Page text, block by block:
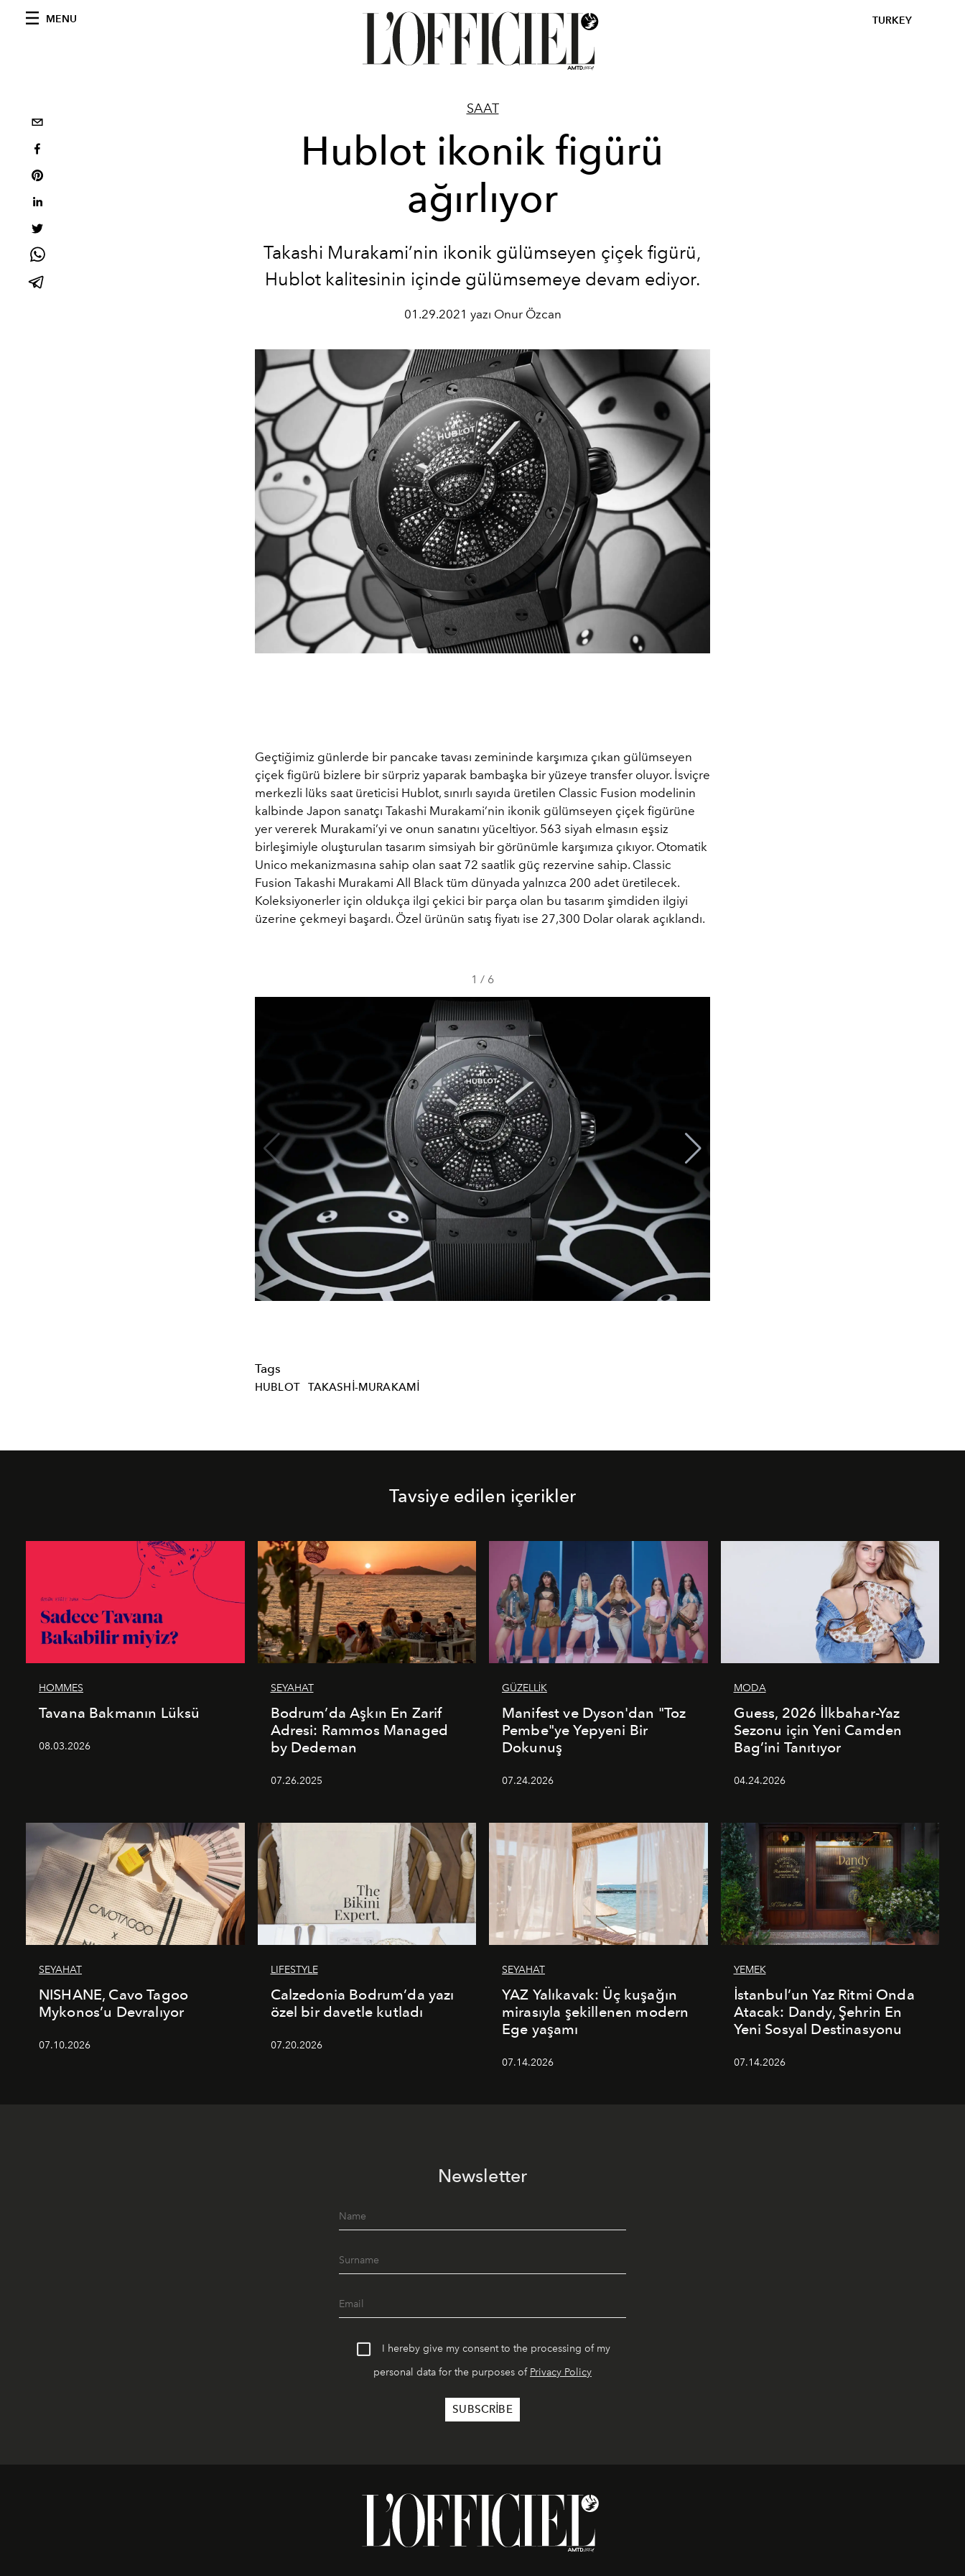
MENU TURKEY
SAAT
Hublot ikonik figürü
ağırlıyor
Takashi Murakami’nin ikonik gülümseyen çiçek figürü,
Hublot kalitesinin içinde gülümsemeye devam ediyor.
01.29.2021 yazı Onur Özcan
Geçtiğimiz günlerde bir pancake tavası zemininde karşımıza çıkan gülümseyen
çiçek figürü bizlere bir sürpriz yaparak bambaşka bir yüzeye transfer oluyor. İsviçre
merkezli lüks saat üreticisi Hublot, sınırlı sayıda üretilen Classic Fusion modelinin
kalbinde Japon sanatçı Takashi Murakami’nin ikonik gülümseyen çiçek figürüne
yer vererek Murakami’yi ve onun sanatını yüceltiyor. 563 siyah elmasın eşsiz
birleşimiyle oluşturulan tasarım simsiyah bir görünümle karşımıza çıkıyor. Otomatik
Unico mekanizmasına sahip olan saat 72 saatlik güç rezervine sahip. Classic
Fusion Takashi Murakami All Black tüm dünyada yalnızca 200 adet üretilecek.
Koleksiyonerler için oldukça ilgi çekici bir parça olan bu tasarım şimdiden ilgiyi
üzerine çekmeyi başardı. Özel ürünün satış fiyatı ise 27,300 Dolar olarak açıklandı.
1 / 6
Tags
HUBLOT TAKASHI-MURAKAMI
Tavsiye edilen içerikler
HOMMES
Tavana Bakmanın Lüksü
08.03.2026
SEYAHAT
Bodrum’da Aşkın En Zarif
Adresi: Rammos Managed
by Dedeman
07.26.2025
GÜZELLİK
Manifest ve Dyson'dan "Toz
Pembe"ye Yepyeni Bir
Dokunuş
07.24.2026
MODA
Guess, 2026 İlkbahar-Yaz
Sezonu için Yeni Camden
Bag’ini Tanıtıyor
04.24.2026
SEYAHAT
NISHANE, Cavo Tagoo
Mykonos’u Devralıyor
07.10.2026
LIFESTYLE
Calzedonia Bodrum’da yazı
özel bir davetle kutladı
07.20.2026
SEYAHAT
YAZ Yalıkavak: Üç kuşağın
mirasıyla şekillenen modern
Ege yaşamı
07.14.2026
YEMEK
İstanbul’un Yaz Ritmi Onda
Atacak: Dandy, Şehrin En
Yeni Sosyal Destinasyonu
07.14.2026
Newsletter
I hereby give my consent to the processing of my
personal data for the purposes of Privacy Policy